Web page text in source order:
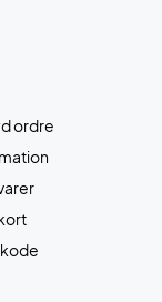
ordre